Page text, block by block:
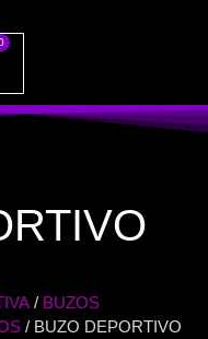
/ BUZOS
/ BUZO DEPORTIVO